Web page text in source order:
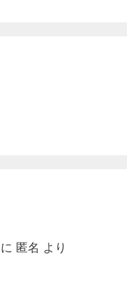
に 匿名 より